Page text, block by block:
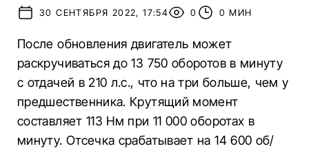
30 СЕНТЯБРЯ 2022, 17:54
0 0 МИН
После обновления двигатель может
раскручиваться до 13 750 оборотов в минуту
с отдачей в 210 л.с., что на три больше, чем у
предшественника. Крутящий момент
составляет 113 Нм при 11 000 оборотах в
минуту. Отсечка срабатывает на 14 600 об/